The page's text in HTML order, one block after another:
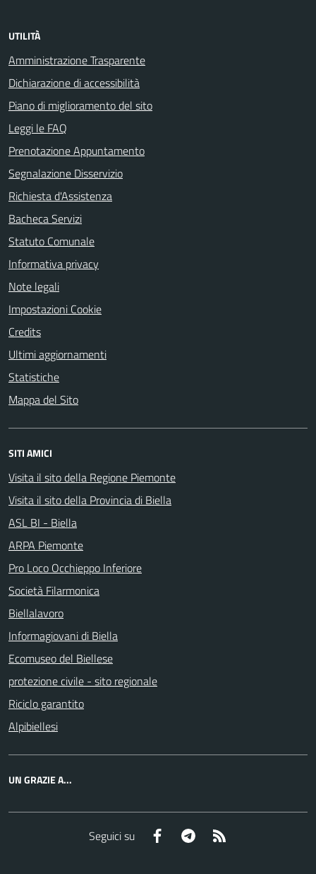
UTILITÀ
Amministrazione Trasparente
Dichiarazione di accessibilità
Piano di miglioramento del sito
Leggi le FAQ
Prenotazione Appuntamento
Segnalazione Disservizio
Richiesta d'Assistenza
Bacheca Servizi
Statuto Comunale
Informativa privacy
Note legali
Impostazioni Cookie
Credits
Ultimi aggiornamenti
Statistiche
Mappa del Sito
SITI AMICI
Visita il sito della Regione Piemonte
Visita il sito della Provincia di Biella
ASL BI - Biella
ARPA Piemonte
Pro Loco Occhieppo Inferiore
Società Filarmonica
Biellalavoro
Informagiovani di Biella
Ecomuseo del Biellese
protezione civile - sito regionale
Riciclo garantito
Alpibiellesi
UN GRAZIE A...
Seguici su Facebook Telegram